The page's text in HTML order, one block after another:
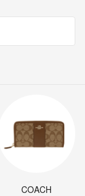
COACH